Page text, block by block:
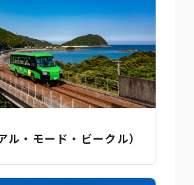
ル・モード・ビークル）